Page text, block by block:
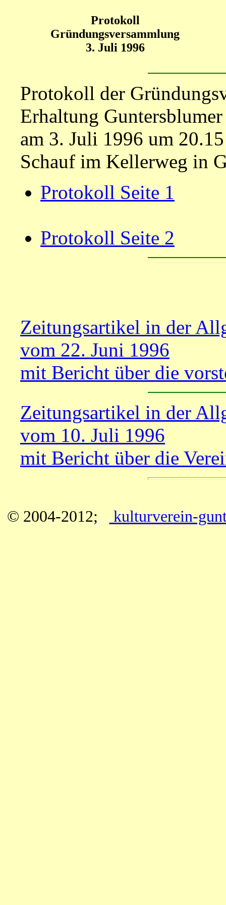
Protokoll
Gründungsversammlung
3. Juli 1996
Protokoll der
Erhaltung
am 3. Juli 1996 um
Schauf im Kellerweg in
Protokoll Seite 1
Protokoll Seite 2
Zeitungsartikel in der
vom 22. Juni 1996
mit Bericht über die
Zeitungsartikel in der
vom 10. Juli 1996
mit Bericht über die
© 2004-2012; kulturverein-